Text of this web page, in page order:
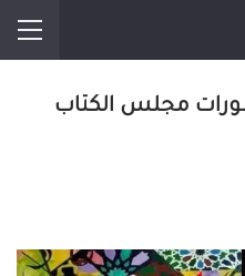
مجلس الكتاب